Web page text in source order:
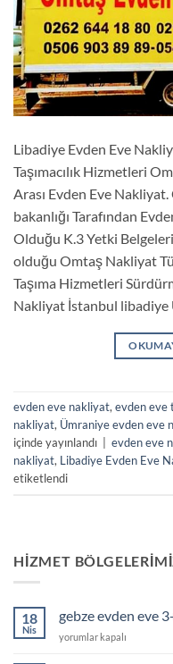
Libadiye Evden Eve
Taşımacılık Hizmetleri
Arası Evden Eve
bakanlığı Tarafından
Olduğu K.3 Yetki Belgeleri
olduğu Omtaş Nakliyat
Taşıma Hizmetleri
Nakliyat İstanbul
evden eve nakliyat, evden eve
nakliyat, Ümraniye evden eve
içinde yayınlandı
evden eve
nakliyat, Libadiye Evden Eve
etiketlendi
HIZMET
18
Nis
gebze evden eve
gebze
yorumlar kapalı